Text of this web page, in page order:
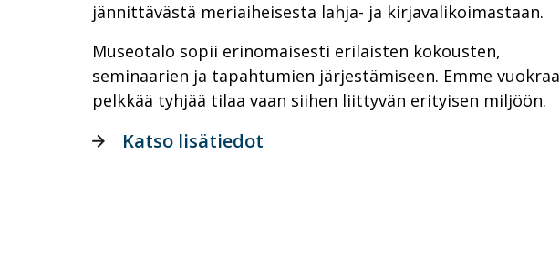
jännittävästä meriaiheisesta lahja- ja kirjavalikoimastaan.
Museotalo sopii erinomaisesti erilaisten kokousten,
seminaarien ja tapahtumien järjestämiseen. Emme vuokraa
pelkkää tyhjää tilaa vaan siihen liittyvän erityisen miljöön.
Katso lisätiedot